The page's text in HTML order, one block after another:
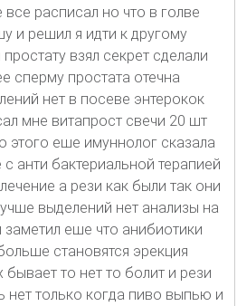
расписал но что в голве
и решил я идти к другому
взял секрет сделали
сперму простата отечна
нет в посеве энтерокок
мне витапрост свечи 20 шт
этого еше имуннолог сказала
анти бактериальной терапией
а рези как были так они
выделений нет анализы на
заметил еше что анибиотики
становятся эрекция
бывает то нет то болит и рези
нет только когда пиво выпью и